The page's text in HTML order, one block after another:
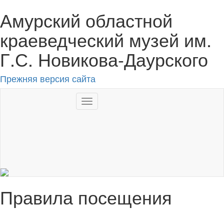
Амурский областной
краеведческий музей им.
Г.С. Новикова-Даурского
Прежняя версия сайта
Toggle
navigation
Правила посещения